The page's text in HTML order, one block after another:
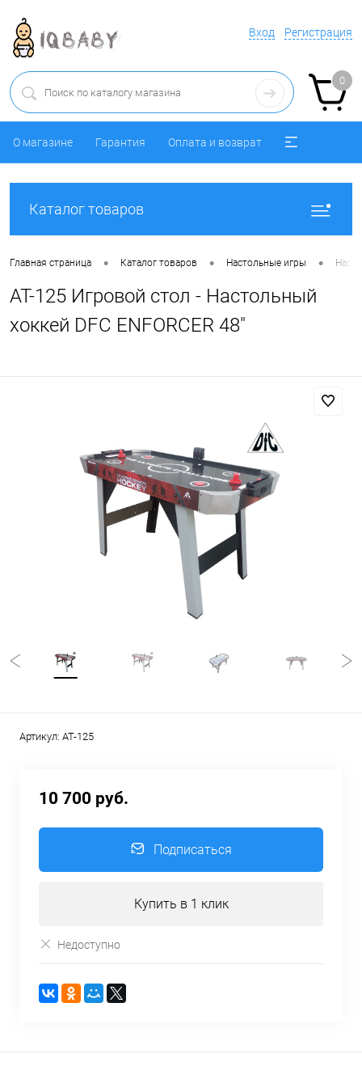
Вход Регистрация
0
О магазине Гарантия Оплата и возврат
Каталог товаров
Главная страница • Каталог товаров • Настольные игры •
AT-125 Игровой стол - Настольный
хоккей DFC ENFORCER 48"
Артикул: AT-125
10 700 руб.
Подписаться
Купить в 1 клик
Недоступно